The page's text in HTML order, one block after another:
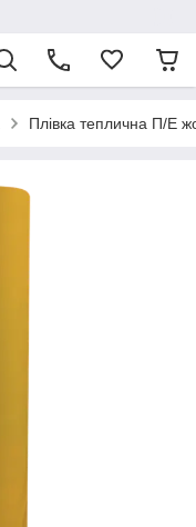
Плівка теплична П/Е